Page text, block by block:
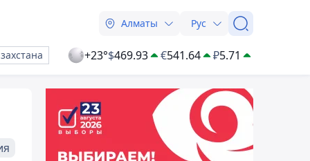
Алматы Рус
+23°$469.93 €541.64 ₽5.71